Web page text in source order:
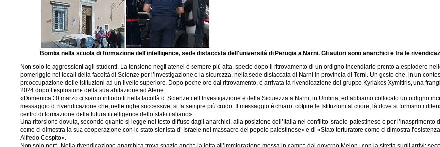
Bomba nella scuola di formazione dell'intelligence, sede distaccata dell'università di Perugia a Narni. Gli autori sono anarchici e fra le
Non solo le aggressioni agli studenti. La tensione negli atenei è sempre più alta, specie dopo il ritrovamento di un ordigno incendiario pronto a esplodere
pomeriggio nei locali della facoltà di Scienze per l’investigazione e la sicurezza, nella sede distaccata di Narni in provincia di Terni. Un gesto che, in un
preoccupazione delle Istituzioni ad un livello superiore. Dopo poche ore dal ritrovamento, è arrivata la rivendicazione del gruppo Kyriakos Xymitiris, una
2024 dopo l’esplosione della sua abitazione ad Atene.
«Domenica 30 marzo ci siamo introdotti nella facoltà di Scienze dell’Investigazione e della Sicurezza a Narni, in Umbria, ed abbiamo collocato un ordigno
messaggio di rivendicazione che, nelle righe successive, si fa sempre più crudo. Il messaggio è chiaro: colpire le Istituzioni al cuore, là dove si formano i
centro di formazione della futura intelligence dello stato italiano».
Una ritorsione dovuta, secondo quanto si legge nel testo diffuso dagli anarchici, alla posizione dell’Italia nel conflitto israelo-palestinese e per
come ci dimostra la sua cooperazione con lo stato sionista d’ Israele nel massacro del popolo palestinese» e di «Stato torturatore come ci dimostra
Alfredo Cospito».
Non solo però. Nella rivendicazione anarchica trova spazio anche la lotta all’immigrazione messa in campo dal governo Meloni, con la stretta sugli arrivi: